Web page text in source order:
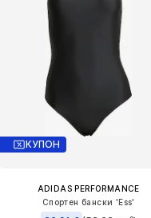
КУПОН
ADIDAS PERFORMANCE
Спортен бански 'Ess'